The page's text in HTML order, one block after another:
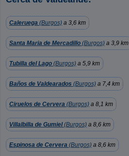
Caleruega (Burgos) a 3,6 km
Santa Maria de Mercadillo (Burgos) a 3,9 km
Tubilla del Lago (Burgos) a 5,9 km
Baños de Valdearados (Burgos) a 7,4 km
Ciruelos de Cervera (Burgos) a 8,1 km
Villalbilla de Gumiel(Burgos) a 8,6 km
Espinosa de Cervera (Burgos) a 8,6 km